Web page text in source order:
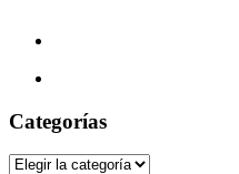
Categorías
Categorías